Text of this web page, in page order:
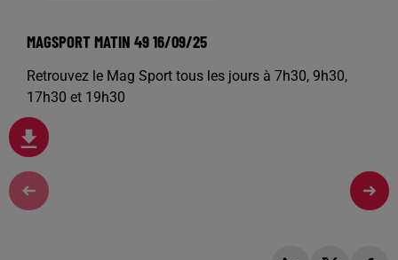
MAGSPORT MATIN 49 16/09/25
Retrouvez le Mag Sport tous les jours à 7h30, 9h30,
17h30 et 19h30